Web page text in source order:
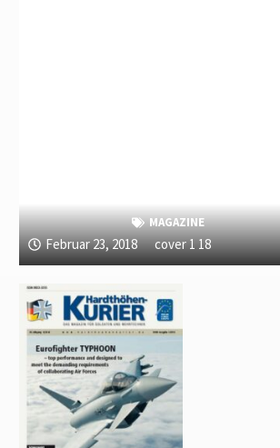
MAGAZINE
Februar 23, 2018 cover 1 18